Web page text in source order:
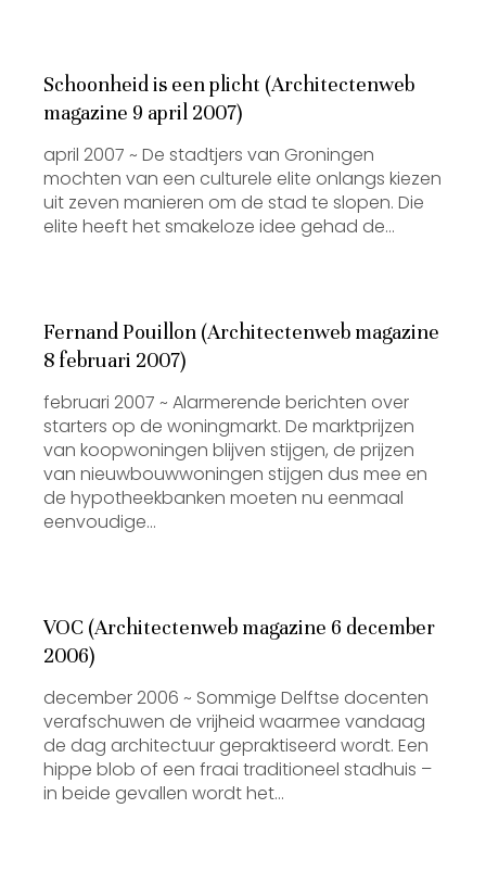
Schoonheid is een plicht (Architectenweb
magazine 9 april 2007)
april 2007 ~ De stadtjers van Groningen
mochten van een culturele elite onlangs kiezen
uit zeven manieren om de stad te slopen. Die
elite heeft het smakeloze idee gehad de…
Fernand Pouillon (Architectenweb magazine
8 februari 2007)
februari 2007 ~ Alarmerende berichten over
starters op de woningmarkt. De marktprijzen
van koopwoningen blijven stijgen, de prijzen
van nieuwbouwwoningen stijgen dus mee en
de hypotheekbanken moeten nu eenmaal
eenvoudige…
VOC (Architectenweb magazine 6 december
2006)
december 2006 ~ Sommige Delftse docenten
verafschuwen de vrijheid waarmee vandaag
de dag architectuur gepraktiseerd wordt. Een
hippe blob of een fraai traditioneel stadhuis –
in beide gevallen wordt het…